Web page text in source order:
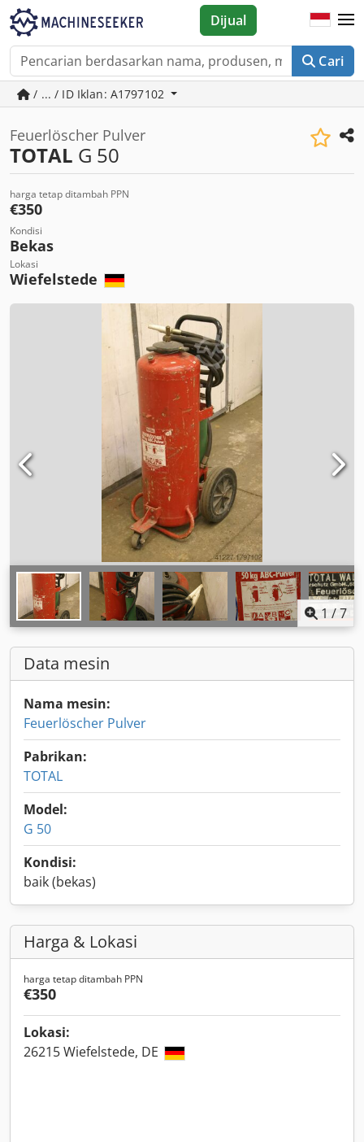
Cari
Dijual
/ ... / ID Iklan: A1797102
Feuerlöscher Pulver
TOTAL G 50
harga tetap ditambah PPN
€350
Kondisi
Bekas
Lokasi
Wiefelstede
1 /7
Data mesin
Nama mesin:
Feuerlöscher Pulver
Pabrikan:
TOTAL
Model:
G 50
Kondisi:
baik (bekas)
Harga & Lokasi
harga tetap ditambah PPN
€350
Lokasi:
26215 Wiefelstede, DE